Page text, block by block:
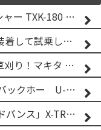
石が一瞬で砕ける！ストーンクラッシャー TXK-180 実演
自動操舵CHCNAVをBFトラクターに装着して試乗してみた！！ CHCNAV NX610
押すだけカンタン！ラクに広範囲の草刈り！マキタ バッテリー式草刈り機 MUG001G 2
現場が、もっと楽しくなる！クボタ バックホー U-25-3A
STIHL フォレストリーハーネス「アドバンス」X-TREEm